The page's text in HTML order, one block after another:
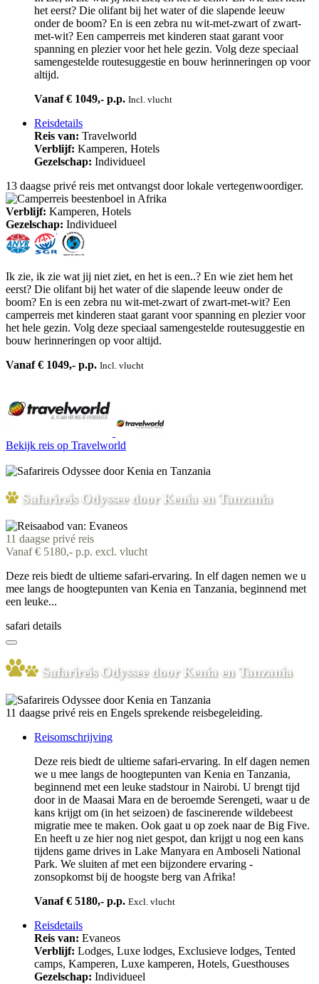
het eerst? Die olifant bij het water of die slapende leeuw
onder de boom? En is een zebra nu wit-met-zwart of zwart-
met-wit? Een camperreis met kinderen staat garant voor
spanning en plezier voor het hele gezin. Volg deze speciaal
samengestelde routesuggestie en bouw herinneringen op voor
altijd.
Vanaf € 1049,- p.p. Incl. vlucht
Reisdetails
Reis van: Travelworld
Verblijf: Kamperen, Hotels
Gezelschap: Individueel
13 daagse privé reis met ontvangst door lokale vertegenwoordiger.
Verblijf: Kamperen, Hotels
Gezelschap: Individueel
Ik zie, ik zie wat jij niet ziet, en het is een..? En wie ziet hem het
eerst? Die olifant bij het water of die slapende leeuw onder de
boom? En is een zebra nu wit-met-zwart of zwart-met-wit? Een
camperreis met kinderen staat garant voor spanning en plezier voor
het hele gezin. Volg deze speciaal samengestelde routesuggestie en
bouw herinneringen op voor altijd.
Vanaf € 1049,- p.p. Incl. vlucht
Bekijk reis op Travelworld
Safarireis Odyssee door Kenia en Tanzania
11 daagse privé reis
Vanaf € 5180,- p.p. excl. vlucht
Deze reis biedt de ultieme safari-ervaring. In elf dagen nemen we u
mee langs de hoogtepunten van Kenia en Tanzania, beginnend met
een leuke...
safari details
Safarireis Odyssee door Kenia en Tanzania
11 daagse privé reis en Engels sprekende reisbegeleiding.
Reisomschrijving
Deze reis biedt de ultieme safari-ervaring. In elf dagen nemen
we u mee langs de hoogtepunten van Kenia en Tanzania,
beginnend met een leuke stadstour in Nairobi. U brengt tijd
door in de Maasai Mara en de beroemde Serengeti, waar u de
kans krijgt om (in het seizoen) de fascinerende wildebeest
migratie mee te maken. Ook gaat u op zoek naar de Big Five.
En heeft u ze hier nog niet gespot, dan krijgt u nog een kans
tijdens game drives in Lake Manyara en Amboseli National
Park. We sluiten af met een bijzondere ervaring -
zonsopkomst bij de hoogste berg van Afrika!
Vanaf € 5180,- p.p. Excl. vlucht
Reisdetails
Reis van: Evaneos
Verblijf: Lodges, Luxe lodges, Exclusieve lodges, Tented
camps, Kamperen, Luxe kamperen, Hotels, Guesthouses
Gezelschap: Individueel